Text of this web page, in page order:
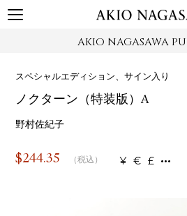
AKIO NAGASAWA
スペシャルエディション、サイン入り
ノクターン（特装版）A
野村佐紀子
$244.35 （税込） ¥ € £
TOP
ONLINE
PUBLISHING